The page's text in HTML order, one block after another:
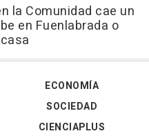
la Comunidad cae un
en Fuenlabrada o
ECONOMÍA
SOCIEDAD
CIENCIAPLUS